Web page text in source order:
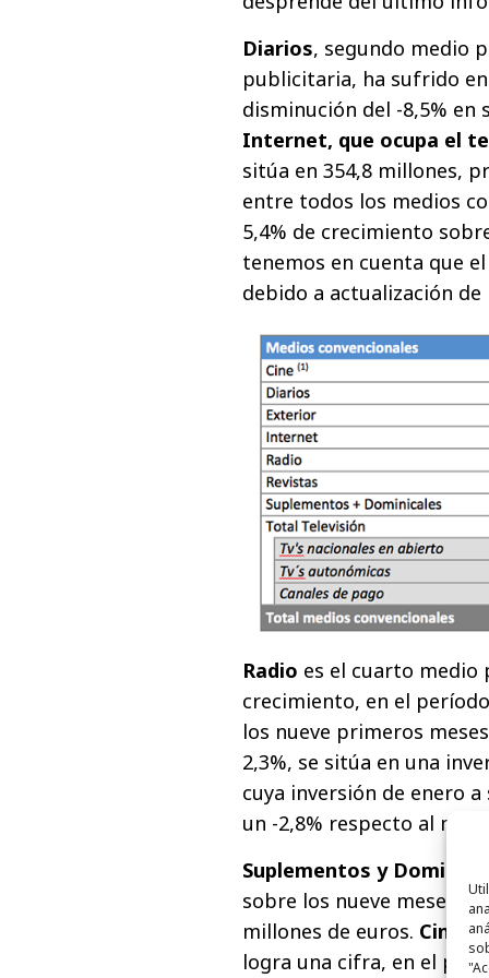
Diarios, segundo medio
publicitaria, ha sufrido
disminución del -8,5% en
Internet, que ocupa el
sitúa en 354,8 millones,
entre todos los medios
5,4% de crecimiento
tenemos en cuenta que
debido a actualización de
Radio es el cuarto medio
crecimiento, en el
los nueve primeros
2,3%, se sitúa en una
cuya inversión de enero
un -2,8% respecto al
Suplementos y
sobre los nueve meses
millones de euros. Cine
logra una cifra, en el